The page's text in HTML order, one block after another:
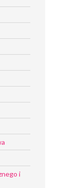
i